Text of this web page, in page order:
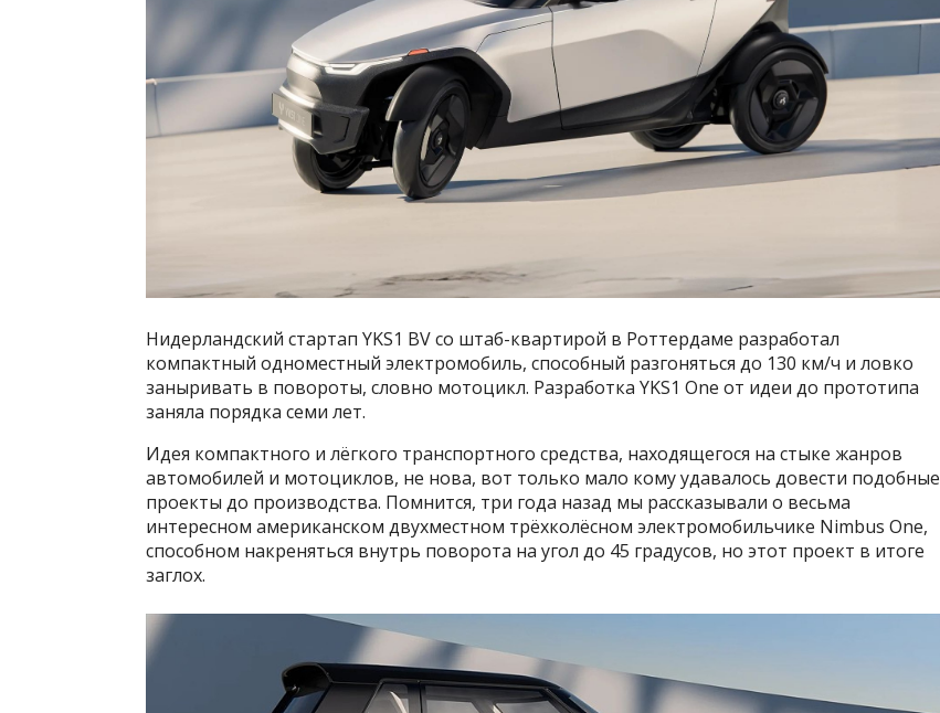
Нидерландский стартап YKS1 BV со штаб-квартирой в Роттердаме разработал
компактный одноместный электромобиль, способный разгоняться до 130 км/ч и ловко
заныривать в повороты, словно мотоцикл. Разработка YKS1 One от идеи до прототипа
заняла порядка семи лет.
Идея компактного и лёгкого транспортного средства, находящегося на стыке жанров
автомобилей и мотоциклов, не нова, вот только мало кому удавалось довести подобные
проекты до производства. Помнится, три года назад мы рассказывали о весьма
интересном американском двухместном трёхколёсном электромобильчике Nimbus One,
способном накреняться внутрь поворота на угол до 45 градусов, но этот проект в итоге
заглох.